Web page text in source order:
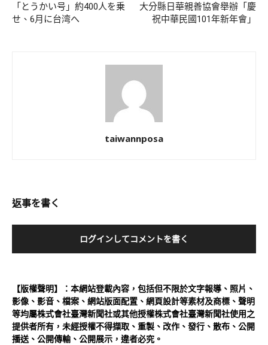
「とうかい号」約400人を乗
せ、6月に台湾へ
大分縣日華親善協會舉辦「慶
祝中華民國101年新年會」
taiwannposa
返事を書く
ログインしてコメントを書く
【版權聲明】：本網站登載內容，包括但不限於文字報導、照片、
影像、影音、檔案、網站版面配置、網頁設計等素材及商標、聲明
等均屬株式會社臺灣新聞社或其他授權株式會社臺灣新聞社使用之
提供者所有，未經授權不得擷取、重製、改作、發行、散布、公開
播送、公開傳輸、公開展示，違者必究。